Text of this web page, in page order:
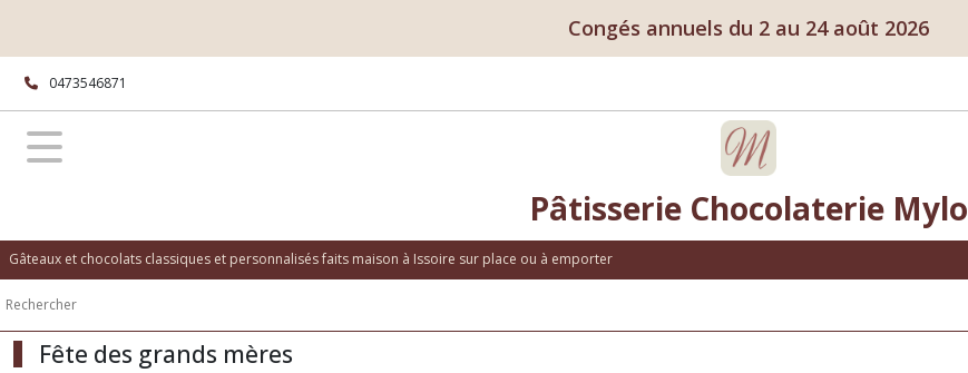
Congés annuels du 2 au 24 août 2026
0473546871
Pâtisserie Chocolaterie Mylo
Gâteaux et chocolats classiques et personnalisés faits maison à Issoire sur place ou à emporter
Fête des grands mères
FILTRES
Tous
Afficher
les
résultats